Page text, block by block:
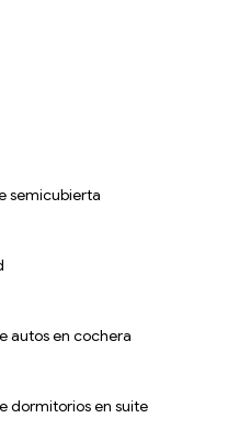
semicubierta
autos en cochera
dormitorios en suite